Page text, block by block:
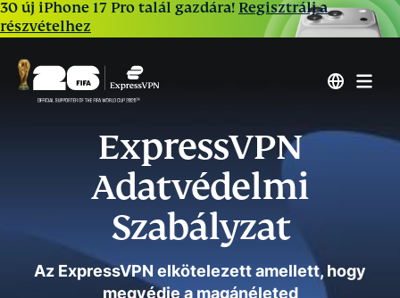
30 új iPhone 17 Pro talál gazdára! Regisztrálj a
részvételhez
ExpressVPN
Adatvédelmi
Szabályzat
Az ExpressVPN elkötelezett amellett, hogy
megvédje a magánéleted